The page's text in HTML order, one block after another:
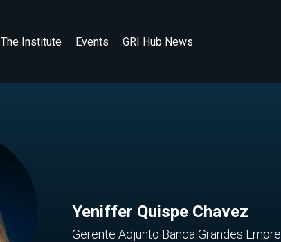
The Institute Events GRI Hub News
Yeniffer Quispe Chavez
Gerente Adjunto Banca Grandes